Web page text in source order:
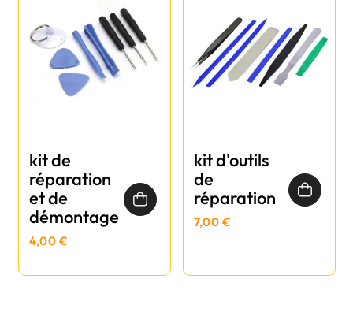
kit de
réparation
et de
démontage
4,00 €
kit d'outils
de
réparation
7,00 €